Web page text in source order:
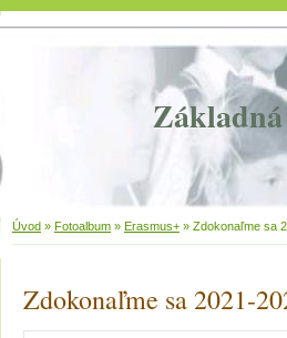
Základná
Úvod » Fotoalbum » Erasmus+ » Zdokonaľme sa
Zdokonaľme sa 2021-